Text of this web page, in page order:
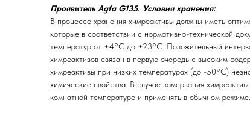
Проявитель Agfa G135. Условия хранения:
В процессе хранения химреактивы должны иметь
которые в соответствии с нормативно-технической
температур от +4°С до +23°С. Положительный
химреактивов связан в первую очередь с высоким
химреактивы при низких температурах (до -50°С)
химические свойства. В случае замерзания
комнатной температуре и применять в обычном режиме.